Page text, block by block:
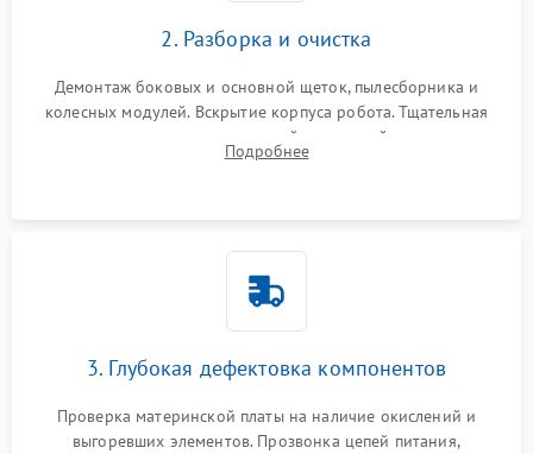
2. Разборка и очистка
Демонтаж боковых и основной щеток, пылесборника и
колесных модулей. Вскрытие корпуса робота. Тщательная
очистка внутренних полостей, шестерней и плат от
скопившейся пыли, волос и шерсти животных с
Подробнее
3. Глубокая дефектовка компонентов
Проверка материнской платы на наличие окислений и
выгоревших элементов. Прозвонка цепей питания,